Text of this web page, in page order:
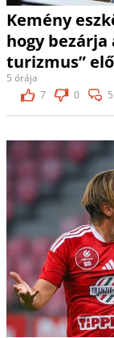
Kemény
hogy
turizmus”
5 órája
7
0 5